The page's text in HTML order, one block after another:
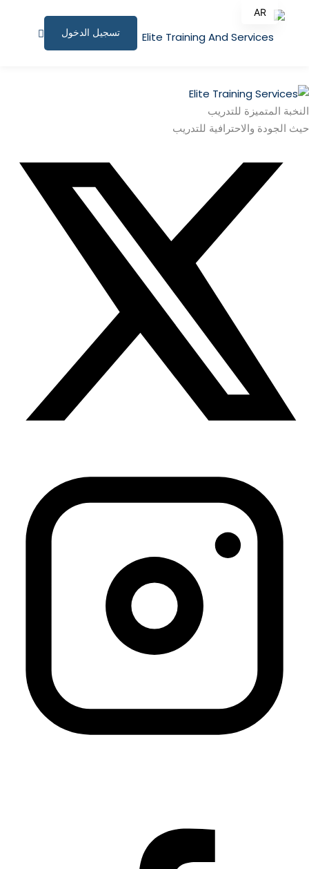
تسجيل الدخول
نبذة عنا
المستندات المساندة
للاستشارات
الملف الشخصي
المؤتمرات وورش العمل
النخبة المتميزة للتدريب
حيث الجودة والاحترافية للتدريب
AR
EN